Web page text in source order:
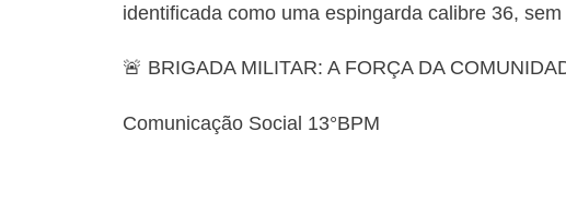
identificada como uma espingarda calibre 36,
🚨 BRIGADA MILITAR: A FORÇA DA
Comunicação Social 13°BPM